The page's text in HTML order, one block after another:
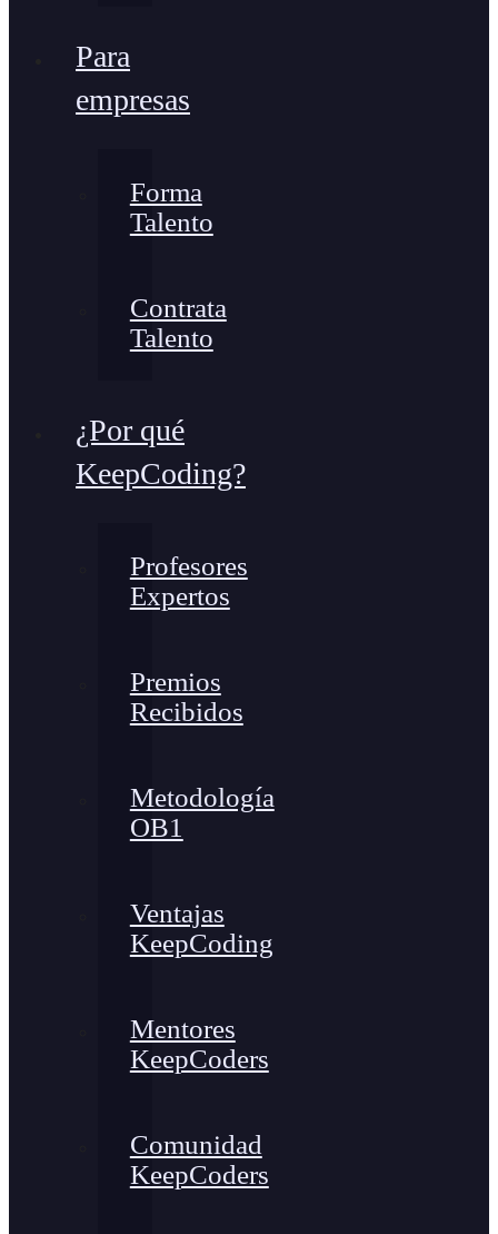
Para
empresas
Forma
Talento
Contrata
Talento
¿Por qué
KeepCoding?
Profesores
Expertos
Premios
Recibidos
Metodología
OB1
Ventajas
KeepCoding
Mentores
KeepCoders
Comunidad
KeepCoders